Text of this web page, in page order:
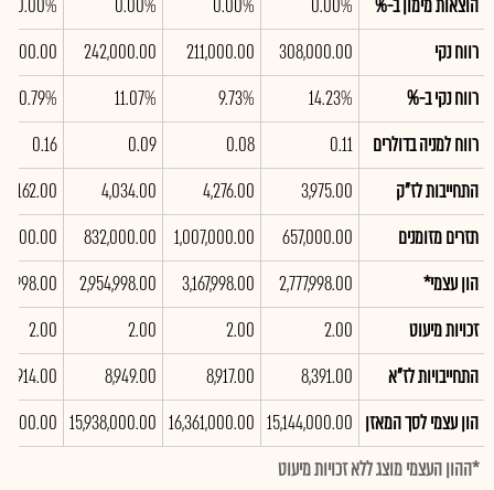
הוצאות מימון ב-%
0.00%
0.00%
0.00%
0.00%
רווח נקי
308,000.00
211,000.00
242,000.00
רווח נקי ב-%
14.23%
9.73%
11.07%
20.79%
רווח למניה בדולרים
0.11
0.08
0.09
0.16
התחייבות לז"ק
3,975.00
4,276.00
4,034.00
5,162.00
תזרים מזומנים
657,000.00
1,007,000.00
832,000.00
הון עצמי*
2,777,998.00
3,167,998.00
2,954,998.00
זכויות מיעוט
2.00
2.00
2.00
2.00
התחייבויות לז"א
8,391.00
8,917.00
8,949.00
7,914.00
הון עצמי לסך המאזן 15,144,000.00
16,361,000.00
15,938,000.00
*ההון העצמי מוצג ללא זכויות מיעוט